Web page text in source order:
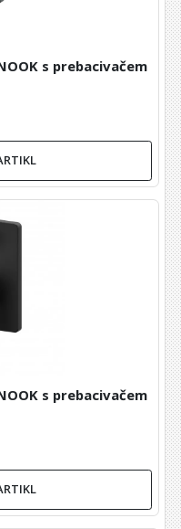
s prebacivačem
s prebacivačem